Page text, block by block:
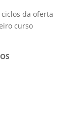
da oferta
curso